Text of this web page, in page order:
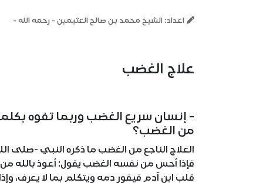
اعداد: الشيخ محمد بن صالح العثيمين - رحمه الله -
علاج الغضب
- إنسان سريع الغضب وربما تفوه
من الغضب؟
العلاج الناجع من الغضب ما ذكره النبي -صلى
فإذا أحس من نفسه الغضب يقول: أعوذ بالله
قلب ابن آدم فيفور دمه ويتكلم بما لا يعرف،